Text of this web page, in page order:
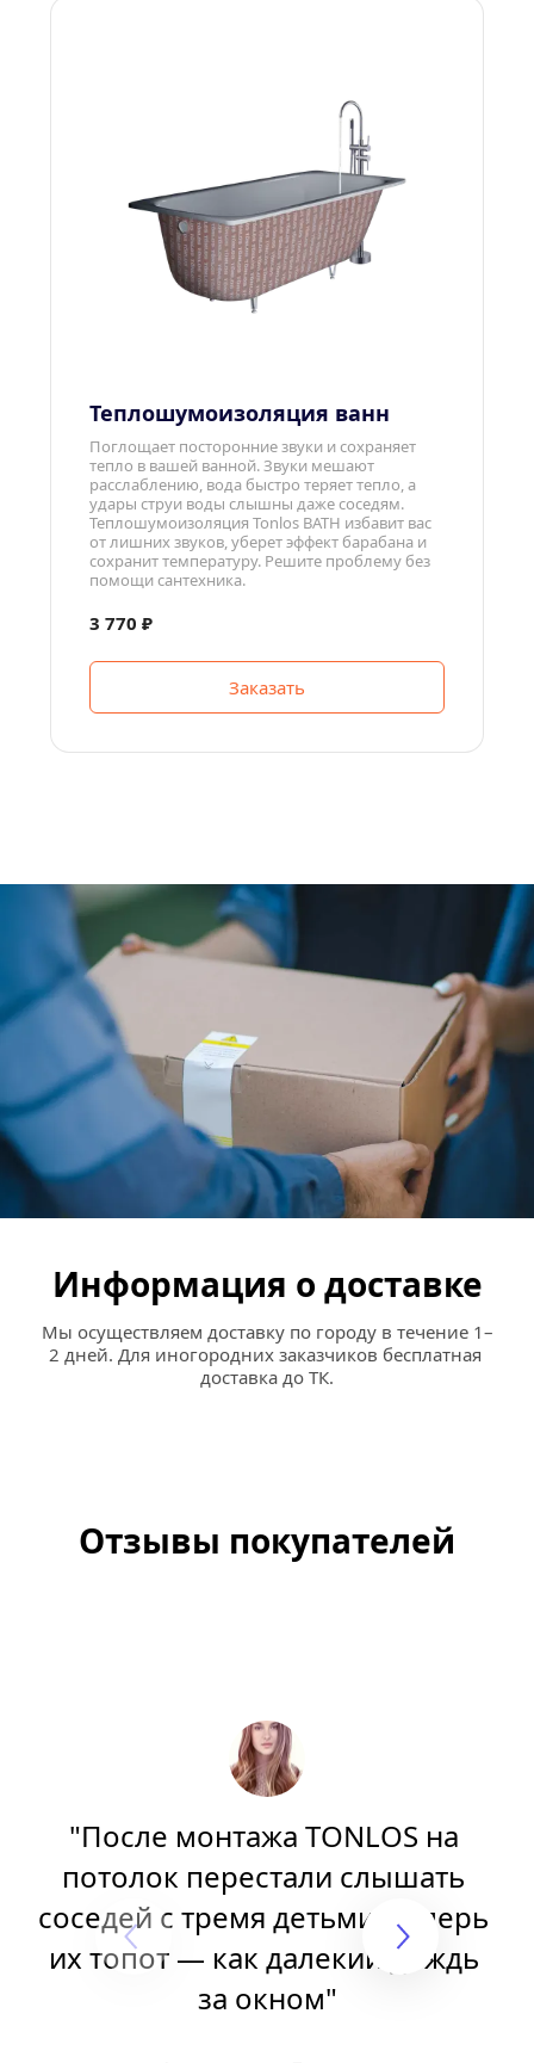
Теплошумоизоляция ванн
Поглощает посторонние звуки и сохраняет
тепло в вашей ванной. Звуки мешают
расслаблению, вода быстро теряет тепло, а
удары струи воды слышны даже соседям.
Теплошумоизоляция Tonlos BATH избавит вас
от лишних звуков, уберет эффект барабана и
сохранит температуру. Решите проблему без
помощи сантехника.
3 770 ₽
Заказать
Информация о доставке
Мы осуществляем доставку по городу в течение 1–
2 дней. Для иногородних заказчиков бесплатная
доставка до ТК.
Отзывы покупателей
"После монтажа TONLOS на
потолок перестали слышать
соседей с тремя детьми. Теперь
их топот — как далекий дождь
за окном"